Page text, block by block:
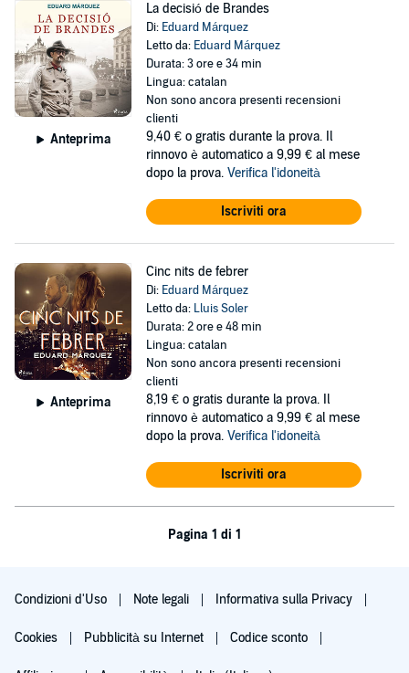
Anteprima
La decisió de Brandes
Di: Eduard Márquez
Letto da: Eduard Márquez
Durata: 3 ore e 34 min
Lingua: catalan
Non sono ancora presenti recensioni
clienti
9,40 € o gratis durante la prova. Il
rinnovo è automatico a 9,99 € al mese
dopo la prova. Verifica l'idoneità
Iscriviti ora
Anteprima
Cinc nits de febrer
Di: Eduard Márquez
Letto da: Lluis Soler
Durata: 2 ore e 48 min
Lingua: catalan
Non sono ancora presenti recensioni
clienti
8,19 € o gratis durante la prova. Il
rinnovo è automatico a 9,99 € al mese
dopo la prova. Verifica l'idoneità
Iscriviti ora
Pagina 1 di 1
Condizioni d'Uso Note legali Informativa sulla Privacy
Cookies Pubblicità su Internet Codice sconto